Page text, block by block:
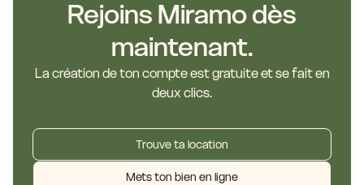
Rejoins Miramo dès
maintenant.
La création de ton compte est gratuite et se fait en
deux clics.
Trouve ta location
Mets ton bien en ligne